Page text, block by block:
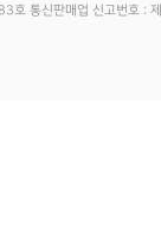
통신판매업 신고번호 :